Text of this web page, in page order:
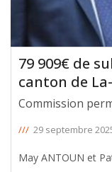
79 909€ de
canton de
Commission
/// 29 septembre
May ANTOUN et